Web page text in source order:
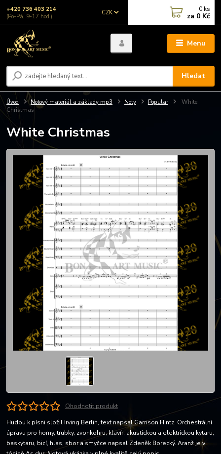
Menu
CZK
Hledat
+420 736 403 214
(Po-Pá, 9-17 hod.)
0 ks
za 0 Kč
Úvod Notový materiál a základy mp3 Noty Popular
White
Christmas
White Christmas
Ohodnotit produkt
Hudbu k písni složil Irving Berlin, text napsal Garrison Hintz. Orchestrální
úpravu pro horny, trubky, zvonkohru, klavír, akustickou a elektrickou kytaru,
baskytaru, bicí, hlas, sbor a smyčce napsal Zdeněk Borecký. Aranž je v